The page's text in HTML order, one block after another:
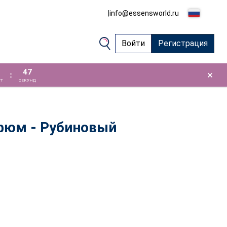
|info@essensworld.ru
Войти Регистрация
: 46
СЕКУНД ×
- Рубиновый